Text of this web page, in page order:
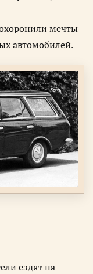
мечты
автомобилей.
ездят на